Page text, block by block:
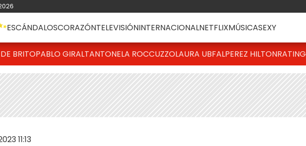
ESCÁNDALOSCORAZÓNTELEVISIÓNINTERNACIONALNETFLIXMÚSICASEXY
BRITOPABLO GIRALTANTONELA ROCCUZZOLAURA UBFALPEREZ HILTONRATING
11:13